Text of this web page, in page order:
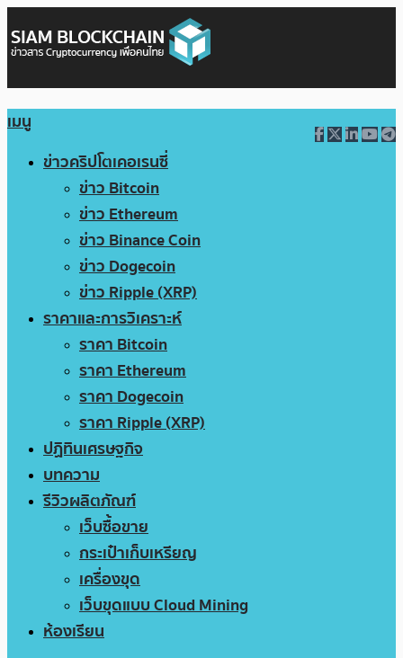
เมนู
ข่าวคริปโตเคอเรนซี่
ข่าว Bitcoin
ข่าว Ethereum
ข่าว Binance Coin
ข่าว Dogecoin
ข่าว Ripple (XRP)
ราคาและการวิเคราะห์
ราคา Bitcoin
ราคา Ethereum
ราคา Dogecoin
ราคา Ripple (XRP)
ปฏิทินเศรษฐกิจ
บทความ
รีวิวผลิตภัณฑ์
เว็บซื้อขาย
กระเป๋าเก็บเหรียญ
เครื่องขุด
เว็บขุดแบบ Cloud Mining
ห้องเรียน